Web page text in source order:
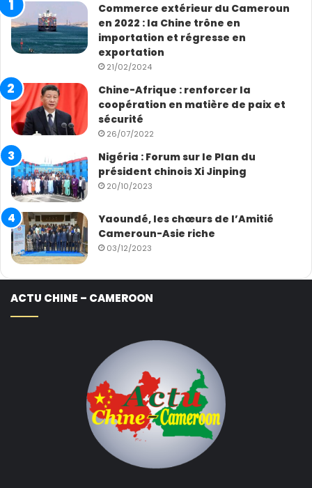
Commerce extérieur du Cameroun
en 2022 : la Chine trône en
importation et régresse en
exportation
21/02/2024
Chine-Afrique : renforcer la
coopération en matière de paix et
sécurité
26/07/2022
Nigéria : Forum sur le Plan du
président chinois Xi Jinping
20/10/2023
Yaoundé, les chœurs de l’Amitié
Cameroun-Asie riche
03/12/2023
ACTU CHINE – CAMEROON